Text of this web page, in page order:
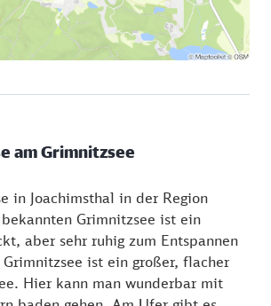
links schwenkt, biegen Sie nach
ein und erreichen
Grimnitzsee, wo Sie sich nach
am Grimnitzsee
in Joachimsthal in der Region
Grimnitzsee ist ein
aber sehr ruhig zum Entspannen
ist ein großer, flacher
Hier kann man wunderbar mit